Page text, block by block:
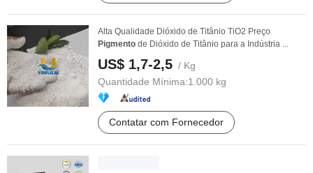
Alta Qualidade Dióxido de Titânio TiO2 Preço
Pigmento de Dióxido de Titânio para a Indústria ...
US$ 1,7-2,5 / Kg
Quantidade Mínima:1.000 kg
Contatar com Fornecedor